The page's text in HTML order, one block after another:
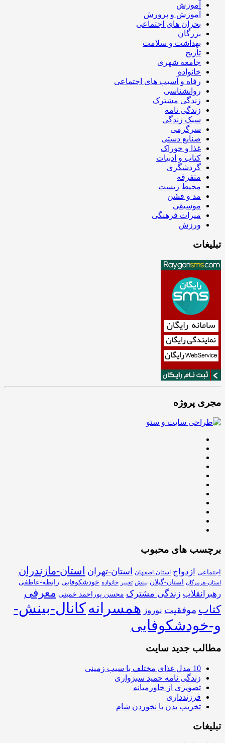
آموزش
آموزش و پرورش
بحران های اجتماعی
بزرگان
بهداشت و سلامت
تاریخ
جامعه شهری
خانواده
رفاه و آسیب های اجتماعی
روانشناسی
زندگی مشترک
زندگی نامه
سبک زندگی
سرگرمی
صنایع دستی
غذا و خوراک
کتاب و ادبیات
گردشگری
متفرقه
محیط زیست
مد و فشن
موسیقی
میراث فرهنگی
ورزش
تبلیغات
مجری پروژه
برچسب های محبوب
اجتماعی ازدواج استان-اصفهان استان-تهران استان-مازندران
استان-هرمزگان استان-گیلان بینش تغییر خانواده خودشکوفایی رابطه-عاطفی
رهبرانقلاب زندگی مشترک محسن پوراحمد خمینی معرفی
کتاب موفقیت نوروز همسرانهکانال-بینش-
و-خودشکوفایی
مطالب جدید سایت
10 مدل غذای مختلف با سیب زمینی
زندگی نامه حمید سبزواری
تصویری از خاورمیانه
فرزندداری
تخریب بدن با نخوردن شام
تبلیغات